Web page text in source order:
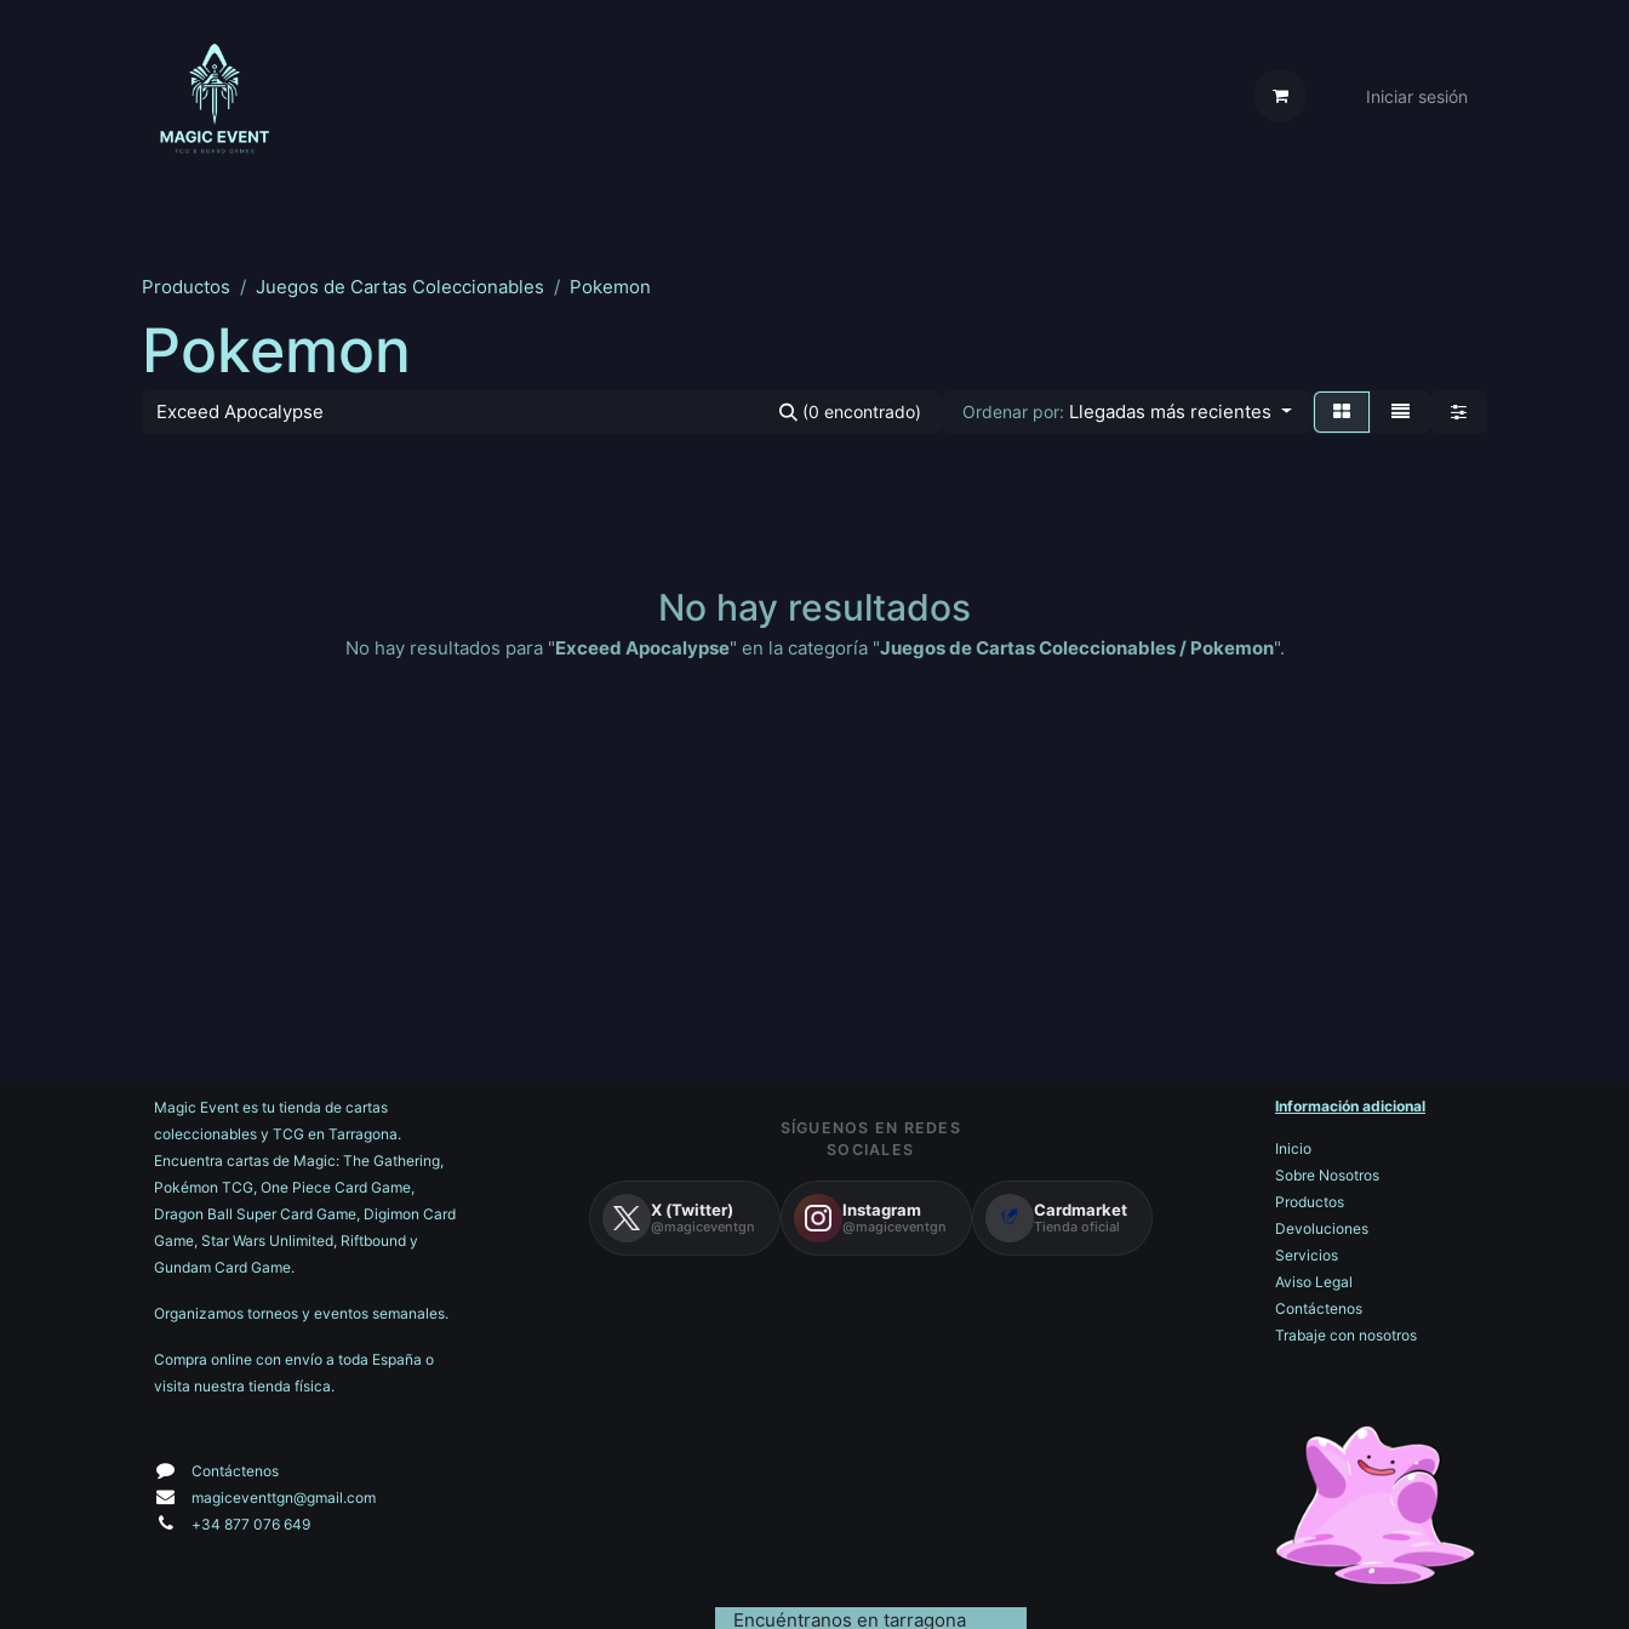
Iniciar sesión
Productos Juegos de Cartas Coleccionables Pokemon
Pokemon
(0 encontrado) Ordenar por: Llegadas más recientes
No hay resultados
No hay resultados para "Exceed Apocalypse" en la categoría "Juegos de Cartas Coleccionables / Pokemon".
Magic Event es tu tienda de cartas
coleccionables y TCG en Tarragona.
Encuentra cartas de Magic: The Gathering,
Pokémon TCG, One Piece Card Game,
Dragon Ball Super Card Game, Digimon Card
Game, Star Wars Unlimited, Riftbound y
Gundam Card Game.
Organizamos torneos y eventos semanales.
Compra online con envío a toda España o
visita nuestra tienda física.
Contáctenos
magiceventtgn@gmail.com
+34 877 076 649
SÍGUENOS EN REDES
SOCIALES
X (Twitter)
@magiceventgn
Instagram
@magiceventgn
Cardmarket
Tienda oficial
Encuéntranos en tarragona
Información adicional
Inicio
Sobre Nosotros
Productos
Devoluciones
Servicios
Aviso Legal
Contáctenos
Trabaje con nosotros